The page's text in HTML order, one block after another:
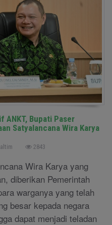
ANKT, Bupati Paser
Satyalancana Wira Karya
2843
Wira Karya yang
diberikan Pemerintah
warganya yang telah
besar kepada negara
dapat menjadi teladan